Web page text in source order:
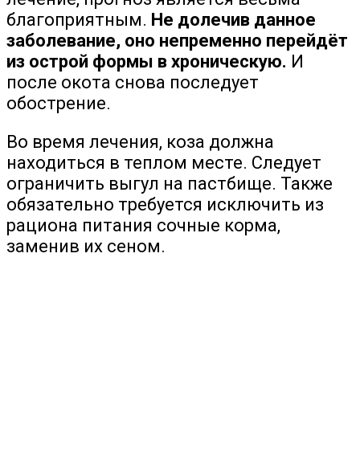
благоприятным. Не долечив данное
заболевание, оно непременно перейдёт
из острой формы в хроническую. И
после окота снова последует
обострение.
Во время лечения, коза должна
находиться в теплом месте. Следует
ограничить выгул на пастбище. Также
обязательно требуется исключить из
рациона питания сочные корма,
заменив их сеном.